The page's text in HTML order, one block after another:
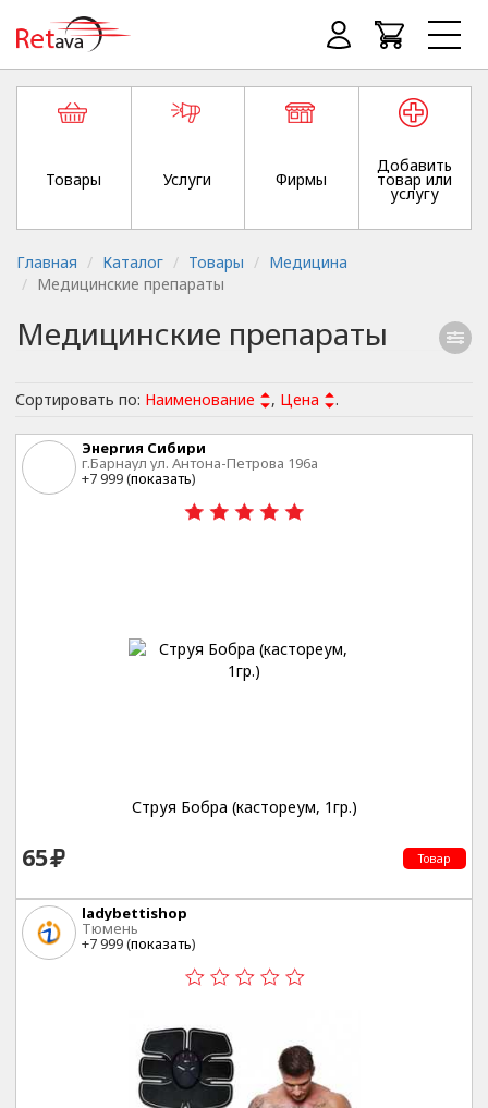
Товары Услуги Фирмы
Добавить
товар или
услугу
Главная Каталог Товары
Медицина
Медицинские препараты
Медицинские препараты
Сортировать по: Наименование , Цена .
Энергия Сибири
г.Барнаул ул. Антона-Петрова 196а
+7 999 (показать)
Струя Бобра (кастореум, 1гр.)
65 Товар
ladybettishop
Тюмень
+7 999 (показать)